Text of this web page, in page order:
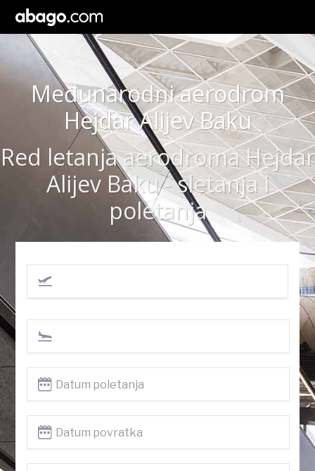
Međunarodni aerodrom
Hejdar Alijev Baku
Red letanja aerodroma Hejdar
Alijev Baku - sletanja i
poletanja